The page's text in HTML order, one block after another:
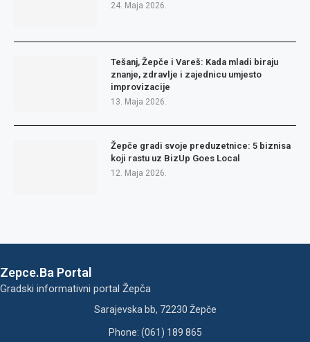
24. Maja 2026.
Tešanj, Žepče i Vareš: Kada mladi biraju
znanje, zdravlje i zajednicu umjesto
improvizacije
13. Maja 2026.
Žepče gradi svoje preduzetnice: 5 biznisa
koji rastu uz BizUp Goes Local
12. Maja 2026.
Zepce.Ba Portal
Gradski informativni portal Žepča
Sarajevska bb, 72230 Žepče
Phone: (061) 189 865